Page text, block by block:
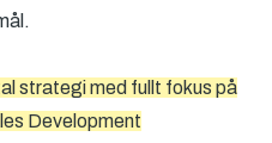
strategi med fullt fokus på
Development